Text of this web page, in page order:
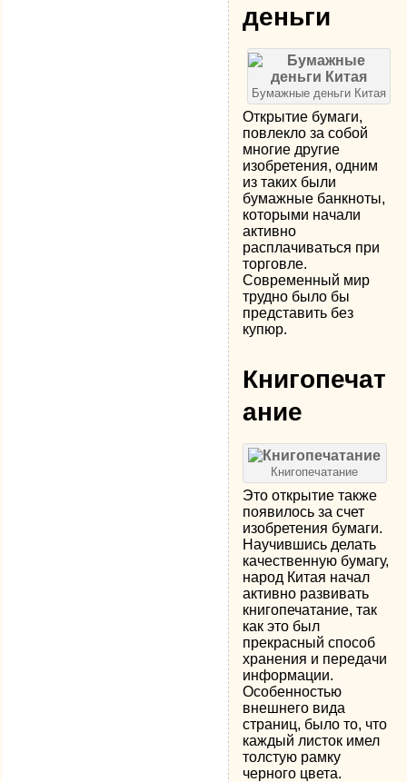
деньги
Бумажные деньги Китая
Открытие бумаги,
повлекло за собой
многие другие
изобретения, одним
из таких были
бумажные банкноты,
которыми начали
активно
расплачиваться при
торговле.
Современный мир
трудно было бы
представить без
купюр.
Книгопечат
ание
Книгопечатание
Это открытие также
появилось за счет
изобретения бумаги.
Научившись делать
качественную бумагу,
народ Китая начал
активно развивать
книгопечатание, так
как это был
прекрасный способ
хранения и передачи
информации.
Особенностью
внешнего вида
страниц, было то, что
каждый листок имел
толстую рамку
черного цвета.